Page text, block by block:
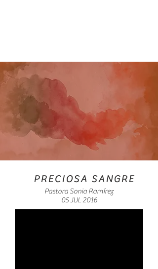
Pastora Sonia Ramírez
05 JUL 2016
PRECIOSA SANGRE